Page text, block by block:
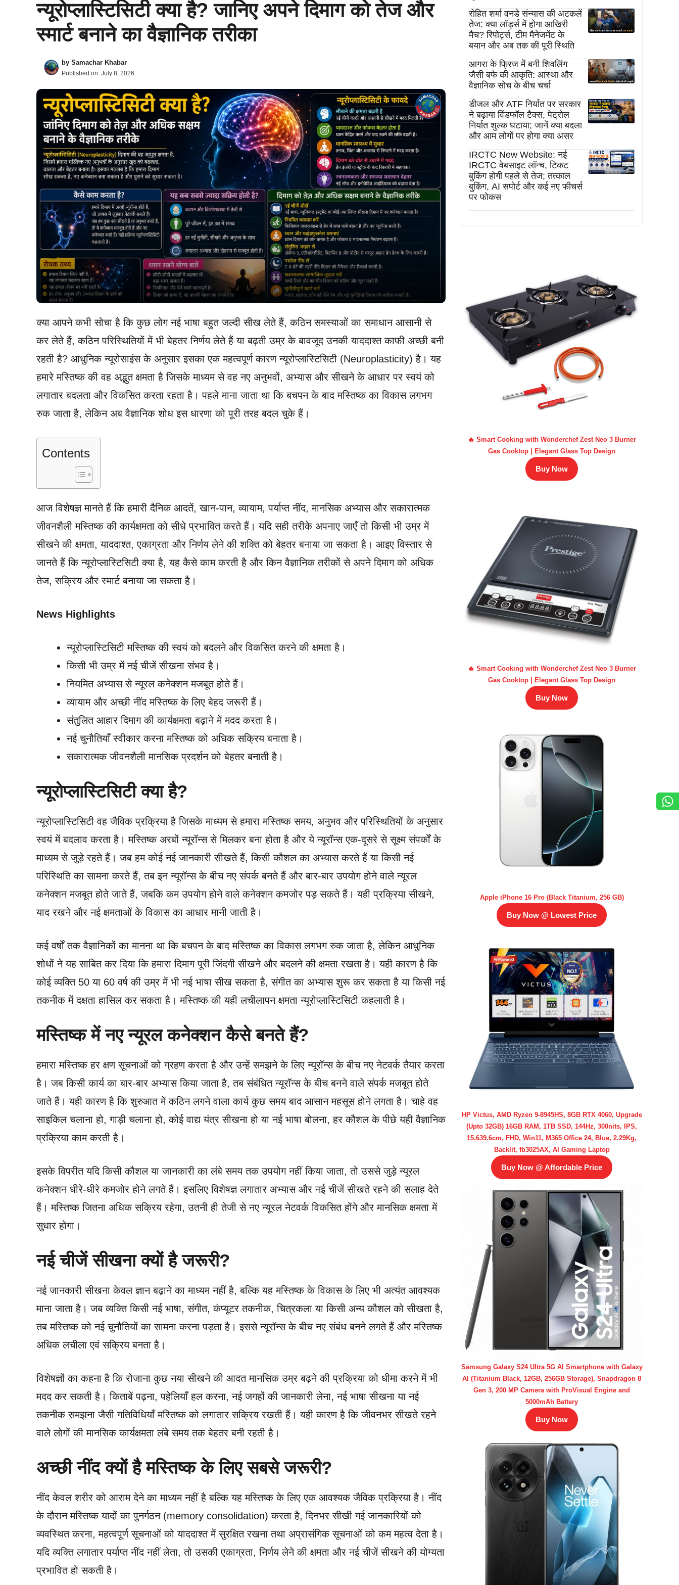
न्यूरोप्लास्टिसिटी क्या है? जानिए अपने दिमाग को तेज और
स्मार्ट बनाने का वैज्ञानिक तरीका
by Samachar Khabar
Published on: July 8, 2026
क्या आपने कभी सोचा है कि कुछ लोग नई भाषा बहुत जल्दी सीख लेते हैं, कठिन समस्याओं का समाधान आसानी से
कर लेते हैं, कठिन परिस्थितियों में भी बेहतर निर्णय लेते हैं या बढ़ती उम्र के बावजूद उनकी याददाश्त काफी अच्छी बनी
रहती है? आधुनिक न्यूरोसाइंस के अनुसार इसका एक महत्वपूर्ण कारण न्यूरोप्लास्टिसिटी (Neuroplasticity) है। यह
हमारे मस्तिष्क की वह अद्भुत क्षमता है जिसके माध्यम से वह नए अनुभवों, अभ्यास और सीखने के आधार पर स्वयं को
लगातार बदलता और विकसित करता रहता है। पहले माना जाता था कि बचपन के बाद मस्तिष्क का विकास लगभग
रुक जाता है, लेकिन अब वैज्ञानिक शोध इस धारणा को पूरी तरह बदल चुके हैं।
Contents
आज विशेषज्ञ मानते हैं कि हमारी दैनिक आदतें, खान-पान, व्यायाम, पर्याप्त नींद, मानसिक अभ्यास और सकारात्मक
जीवनशैली मस्तिष्क की कार्यक्षमता को सीधे प्रभावित करते हैं। यदि सही तरीके अपनाए जाएँ तो किसी भी उम्र में
सीखने की क्षमता, याददाश्त, एकाग्रता और निर्णय लेने की शक्ति को बेहतर बनाया जा सकता है। आइए विस्तार से
जानते हैं कि न्यूरोप्लास्टिसिटी क्या है, यह कैसे काम करती है और किन वैज्ञानिक तरीकों से अपने दिमाग को अधिक
तेज, सक्रिय और स्मार्ट बनाया जा सकता है।
News Highlights
न्यूरोप्लास्टिसिटी मस्तिष्क की स्वयं को बदलने और विकसित करने की क्षमता है।
किसी भी उम्र में नई चीजें सीखना संभव है।
नियमित अभ्यास से न्यूरल कनेक्शन मजबूत होते हैं।
व्यायाम और अच्छी नींद मस्तिष्क के लिए बेहद जरूरी हैं।
संतुलित आहार दिमाग की कार्यक्षमता बढ़ाने में मदद करता है।
नई चुनौतियाँ स्वीकार करना मस्तिष्क को अधिक सक्रिय बनाता है।
सकारात्मक जीवनशैली मानसिक प्रदर्शन को बेहतर बनाती है।
न्यूरोप्लास्टिसिटी क्या है?
न्यूरोप्लास्टिसिटी वह जैविक प्रक्रिया है जिसके माध्यम से हमारा मस्तिष्क समय, अनुभव और परिस्थितियों के अनुसार
स्वयं में बदलाव करता है। मस्तिष्क अरबों न्यूरॉन्स से मिलकर बना होता है और ये न्यूरॉन्स एक-दूसरे से सूक्ष्म संपर्कों के
माध्यम से जुड़े रहते हैं। जब हम कोई नई जानकारी सीखते हैं, किसी कौशल का अभ्यास करते हैं या किसी नई
परिस्थिति का सामना करते हैं, तब इन न्यूरॉन्स के बीच नए संपर्क बनते हैं और बार-बार उपयोग होने वाले न्यूरल
कनेक्शन मजबूत होते जाते हैं, जबकि कम उपयोग होने वाले कनेक्शन कमजोर पड़ सकते हैं। यही प्रक्रिया सीखने,
याद रखने और नई क्षमताओं के विकास का आधार मानी जाती है।
कई वर्षों तक वैज्ञानिकों का मानना था कि बचपन के बाद मस्तिष्क का विकास लगभग रुक जाता है, लेकिन आधुनिक
शोधों ने यह साबित कर दिया कि हमारा दिमाग पूरी जिंदगी सीखने और बदलने की क्षमता रखता है। यही कारण है कि
कोई व्यक्ति 50 या 60 वर्ष की उम्र में भी नई भाषा सीख सकता है, संगीत का अभ्यास शुरू कर सकता है या किसी नई
तकनीक में दक्षता हासिल कर सकता है। मस्तिष्क की यही लचीलापन क्षमता न्यूरोप्लास्टिसिटी कहलाती है।
मस्तिष्क में नए न्यूरल कनेक्शन कैसे बनते हैं?
हमारा मस्तिष्क हर क्षण सूचनाओं को ग्रहण करता है और उन्हें समझने के लिए न्यूरॉन्स के बीच नए नेटवर्क तैयार करता
है। जब किसी कार्य का बार-बार अभ्यास किया जाता है, तब संबंधित न्यूरॉन्स के बीच बनने वाले संपर्क मजबूत होते
जाते हैं। यही कारण है कि शुरुआत में कठिन लगने वाला कार्य कुछ समय बाद आसान महसूस होने लगता है। चाहे वह
साइकिल चलाना हो, गाड़ी चलाना हो, कोई वाद्य यंत्र सीखना हो या नई भाषा बोलना, हर कौशल के पीछे यही वैज्ञानिक
प्रक्रिया काम करती है।
इसके विपरीत यदि किसी कौशल या जानकारी का लंबे समय तक उपयोग नहीं किया जाता, तो उससे जुड़े न्यूरल
कनेक्शन धीरे-धीरे कमजोर होने लगते हैं। इसलिए विशेषज्ञ लगातार अभ्यास और नई चीजें सीखते रहने की सलाह देते
हैं। मस्तिष्क जितना अधिक सक्रिय रहेगा, उतनी ही तेजी से नए न्यूरल नेटवर्क विकसित होंगे और मानसिक क्षमता में
सुधार होगा।
नई चीजें सीखना क्यों है जरूरी?
नई जानकारी सीखना केवल ज्ञान बढ़ाने का माध्यम नहीं है, बल्कि यह मस्तिष्क के विकास के लिए भी अत्यंत आवश्यक
माना जाता है। जब व्यक्ति किसी नई भाषा, संगीत, कंप्यूटर तकनीक, चित्रकला या किसी अन्य कौशल को सीखता है,
तब मस्तिष्क को नई चुनौतियों का सामना करना पड़ता है। इससे न्यूरॉन्स के बीच नए संबंध बनने लगते हैं और मस्तिष्क
अधिक लचीला एवं सक्रिय बनता है।
विशेषज्ञों का कहना है कि रोजाना कुछ नया सीखने की आदत मानसिक उम्र बढ़ने की प्रक्रिया को धीमा करने में भी
मदद कर सकती है। किताबें पढ़ना, पहेलियाँ हल करना, नई जगहों की जानकारी लेना, नई भाषा सीखना या नई
तकनीक समझना जैसी गतिविधियाँ मस्तिष्क को लगातार सक्रिय रखती हैं। यही कारण है कि जीवनभर सीखते रहने
वाले लोगों की मानसिक कार्यक्षमता लंबे समय तक बेहतर बनी रहती है।
अच्छी नींद क्यों है मस्तिष्क के लिए सबसे जरूरी?
नींद केवल शरीर को आराम देने का माध्यम नहीं है बल्कि यह मस्तिष्क के लिए एक आवश्यक जैविक प्रक्रिया है। नींद
के दौरान मस्तिष्क यादों का पुनर्गठन (memory consolidation) करता है, दिनभर सीखी गई जानकारियों को
व्यवस्थित करना, महत्वपूर्ण सूचनाओं को याददाश्त में सुरक्षित रखना तथा अप्रासंगिक सूचनाओं को कम महत्व देता है।
यदि व्यक्ति लगातार पर्याप्त नींद नहीं लेता, तो उसकी एकाग्रता, निर्णय लेने की क्षमता और नई चीजें सीखने की योग्यता
प्रभावित हो सकती है।
रोहित शर्मा वनडे संन्यास की अटकलें
तेज: क्या लॉर्ड्स में होगा आखिरी
मैच? रिपोर्ट्स, टीम मैनेजमेंट के
बयान और अब तक की पूरी स्थिति
आगरा के फ्रिज में बनी शिवलिंग
जैसी बर्फ की आकृति: आस्था और
वैज्ञानिक सोच के बीच चर्चा
डीजल और ATF निर्यात पर सरकार
ने बढ़ाया विंडफॉल टैक्स, पेट्रोल
निर्यात शुल्क घटाया; जानें क्या बदला
और आम लोगों पर होगा क्या असर
IRCTC New Website: नई
IRCTC वेबसाइट लॉन्च, टिकट
बुकिंग होगी पहले से तेज; तत्काल
बुकिंग, AI सपोर्ट और कई नए फीचर्स
पर फोकस
🔥 Smart Cooking with Wonderchef Zest Neo 3 Burner
Gas Cooktop | Elegant Glass Top Design
Buy Now
🔥 Smart Cooking with Wonderchef Zest Neo 3 Burner
Gas Cooktop | Elegant Glass Top Design
Buy Now
Apple iPhone 16 Pro (Black Titanium, 256 GB)
Buy Now @ Lowest Price
HP Victus, AMD Ryzen 9-8945HS, 8GB RTX 4060, Upgrade
(Upto 32GB) 16GB RAM, 1TB SSD, 144Hz, 300nits, IPS,
15.639.6cm, FHD, Win11, M365 Office 24, Blue, 2.29Kg,
Backlit, fb3025AX, AI Gaming Laptop
Buy Now @ Affordable Price
Samsung Galaxy S24 Ultra 5G AI Smartphone with Galaxy
AI (Titanium Black, 12GB, 256GB Storage), Snapdragon 8
Gen 3, 200 MP Camera with ProVisual Engine and
5000mAh Battery
Buy Now